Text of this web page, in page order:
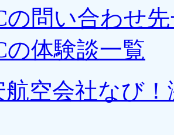
の問い合わせ
の体験談一覧
航空会社なび